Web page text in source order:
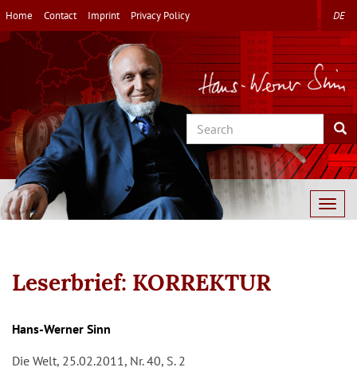
Skip
to
main
Home Contact Imprint Privacy Policy DE
Search
Leserbrief: KORREKTUR
Autor/en
Hans-Werner Sinn
Die Welt, 25.02.2011, Nr. 40, S. 2